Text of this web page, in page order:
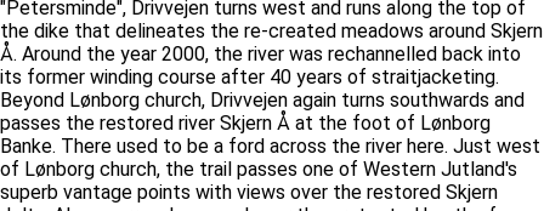
"Petersminde", Drivvejen turns west and runs along the top of
the dike that delineates the re-created meadows around Skjern
Å. Around the year 2000, the river was rechannelled back into
its former winding course after 40 years of straitjacketing.
Beyond Lønborg church, Drivvejen again turns southwards and
passes the restored river Skjern Å at the foot of Lønborg
Banke. There used to be a ford across the river here. Just west
of Lønborg church, the trail passes one of Western Jutland's
superb vantage points with views over the restored Skjern